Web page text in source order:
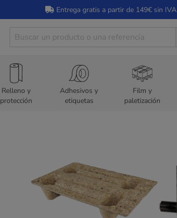
Entrega gratis a partir de 149€ sin IVA
Relleno y
protección
Adhesivos y
etiquetas
Film y
paletización